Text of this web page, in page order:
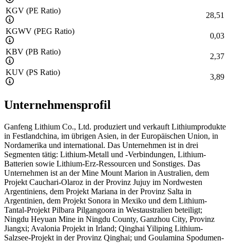
KGV (PE Ratio)
28,51
KGWV (PEG Ratio)
0,03
KBV (PB Ratio)
2,37
KUV (PS Ratio)
3,89
Unternehmensprofil
Ganfeng Lithium Co., Ltd. produziert und verkauft Lithiumprodukte
in Festlandchina, im übrigen Asien, in der Europäischen Union, in
Nordamerika und international. Das Unternehmen ist in drei
Segmenten tätig: Lithium-Metall und -Verbindungen, Lithium-
Batterien sowie Lithium-Erz-Ressourcen und Sonstiges. Das
Unternehmen ist an der Mine Mount Marion in Australien, dem
Projekt Cauchari-Olaroz in der Provinz Jujuy im Nordwesten
Argentiniens, dem Projekt Mariana in der Provinz Salta in
Argentinien, dem Projekt Sonora in Mexiko und dem Lithium-
Tantal-Projekt Pilbara Pilgangoora in Westaustralien beteiligt;
Ningdu Heyuan Mine in Ningdu County, Ganzhou City, Provinz
Jiangxi; Avalonia Projekt in Irland; Qinghai Yiliping Lithium-
Salzsee-Projekt in der Provinz Qinghai; und Goulamina Spodumen-